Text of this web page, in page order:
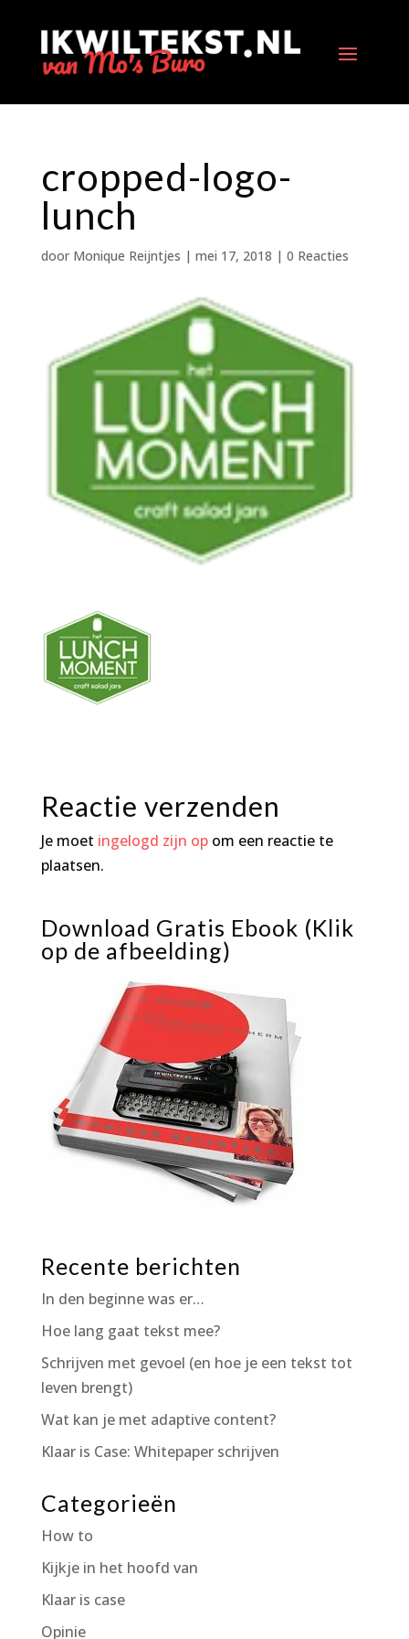
cropped-logo-
lunch
door Monique Reijntjes | mei 17, 2018 | 0 Reacties
Reactie verzenden
Je moet ingelogd zijn opom een reactie te
plaatsen.
Download Gratis Ebook (Klik
op de afbeelding)
Recente berichten
In den beginne was er…
Hoe lang gaat tekst mee?
Schrijven met gevoel (en hoe je een tekst tot
leven brengt)
Wat kan je met adaptive content?
Klaar is Case: Whitepaper schrijven
Categorieën
How to
Kijkje in het hoofd van
Klaar is case
Opinie